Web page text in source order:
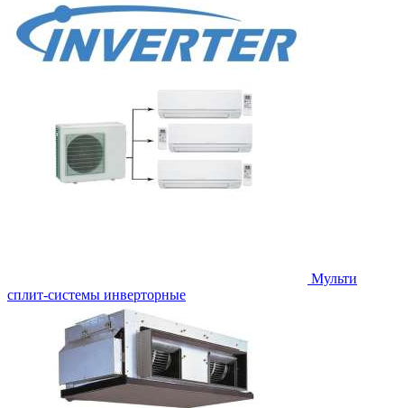
Мульти
сплит-системы инверторные